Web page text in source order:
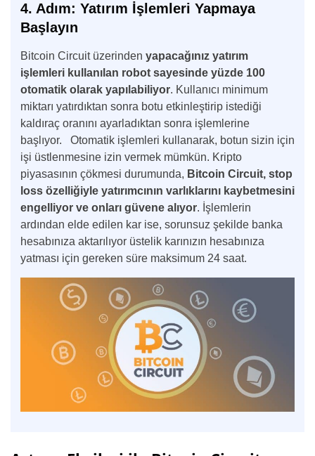
4. Adım: Yatırım İşlemleri Yapmaya
Başlayın
Bitcoin Circuit üzerinden yapacağınız yatırım
işlemleri kullanılan robot sayesinde yüzde 100
otomatik olarak yapılabiliyor. Kullanıcı minimum
miktarı yatırdıktan sonra botu etkinleştirip istediği
kaldıraç oranını ayarladıktan sonra işlemlerine
başlıyor. Otomatik işlemleri kullanarak, botun sizin için
işi üstlenmesine izin vermek mümkün. Kripto
piyasasının çökmesi durumunda, Bitcoin Circuit, stop
loss özelliğiyle yatırımcının varlıklarını kaybetmesini
engelliyor ve onları güvene alıyor. İşlemlerin
ardından elde edilen kar ise, sorunsuz şekilde banka
hesabınıza aktarılıyor üstelik karınızın hesabınıza
yatması için gereken süre maksimum 24 saat.